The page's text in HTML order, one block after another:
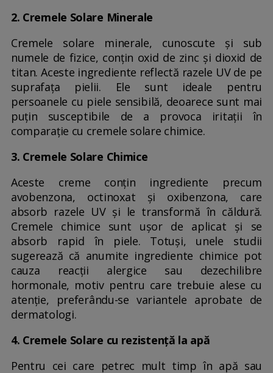
2. Cremele Solare Minerale
Cremele solare minerale, cunoscute și sub
numele de fizice, conțin oxid de zinc și dioxid de
titan. Aceste ingrediente reflectă razele UV de pe
suprafața pielii. Ele sunt ideale pentru
persoanele cu piele sensibilă, deoarece sunt mai
puțin susceptibile de a provoca iritații în
comparație cu cremele solare chimice.
3. Cremele Solare Chimice
Aceste creme conțin ingrediente precum
avobenzona, octinoxat și oxibenzona, care
absorb razele UV și le transformă în căldură.
Cremele chimice sunt ușor de aplicat și se
absorb rapid în piele. Totuși, unele studii
sugerează că anumite ingrediente chimice pot
cauza reacții alergice sau dezechilibre
hormonale, motiv pentru care trebuie alese cu
atenție, preferându-se variantele aprobate de
dermatologi.
4. Cremele Solare cu rezistență la apă
Pentru cei care petrec mult timp în apă sau